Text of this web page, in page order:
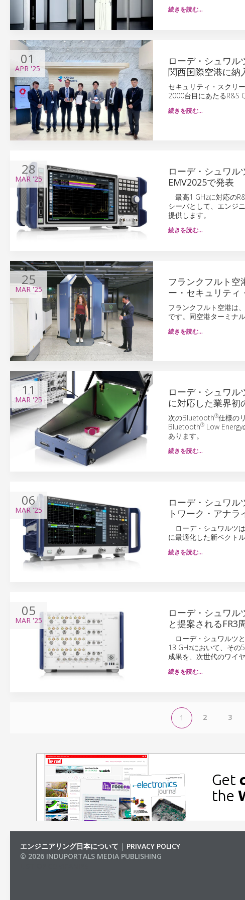
続きを読む…
01
APR '25
ローデ・シュワル
関西国際空港に納
セキュリティ・スクリ
2000台目にあたるR&S
続きを読む…
28
MAR '25
ローデ・シュワル
EMV2025で発表
最高1 GHzに対応の
シーバとして、エンジ
提供します。
続きを読む…
25
MAR '25
フランクフルト空
ー・セキュリティ
フランクフルト空港は
です。同空港ターミナ
続きを読む…
11
MAR '25
ローデ・シュワル
に対応した業界初
次のBluetooth®仕様の
Bluetooth®Low Energy
あります。
続きを読む…
06
MAR '25
ローデ・シュワル
トワーク・アナラ
ローデ・シュワルツ
に最適化した新ベクト
続きを読む…
05
MAR '25
ローデ・シュワ
と提案されるFR3
ローデ・シュワルツ
13 GHzにおいて、その
成果を、次世代のワイ
続きを読む…
1 2 3
エンジニアリング日本について | PRIVACY POLICY
© 2026 INDUPORTALS MEDIA PUBLISHING